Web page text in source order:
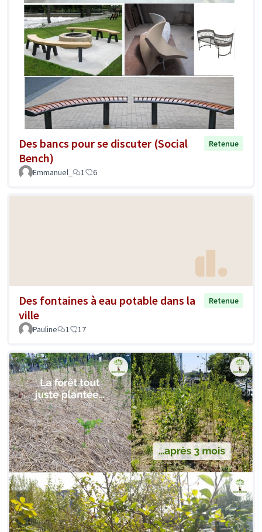
Des bancs pour se discuter (Social
Bench)
Retenue
Emmanuel_ 1 6
Des fontaines à eau potable dans la
ville
Retenue
Pauline 1 17